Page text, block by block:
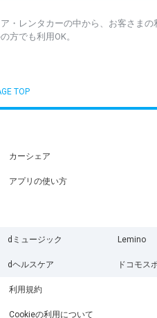
・レンタカーの中から、お客さま
方でも利用OK。
TOP
カーシェア
アプリの使い方
dミュージック Lemino
dヘルスケア ドコモス
利用規約
Cookieの利用について